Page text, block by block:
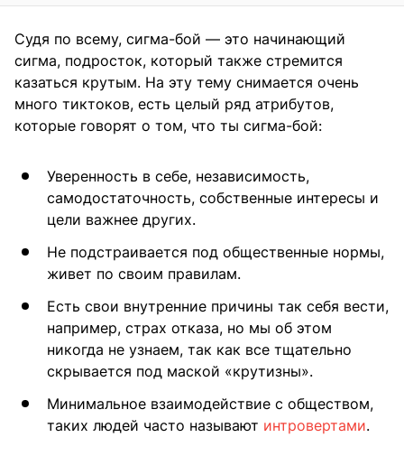
Судя по всему, сигма-бой — это начинающий
сигма, подросток, который также стремится
казаться крутым. На эту тему снимается очень
много тиктоков, есть целый ряд атрибутов,
которые говорят о том, что ты сигма-бой:
Уверенность в себе, независимость,
самодостаточность, собственные интересы и
цели важнее других.
Не подстраивается под общественные нормы,
живет по своим правилам.
Есть свои внутренние причины так себя вести,
например, страх отказа, но мы об этом
никогда не узнаем, так как все тщательно
скрывается под маской «крутизны».
Минимальное взаимодействие с обществом,
таких людей часто называют интровертами.